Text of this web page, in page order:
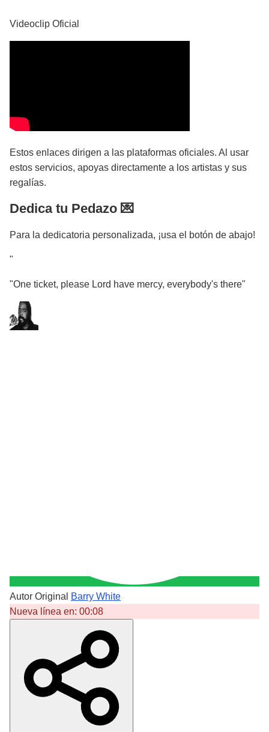
Videoclip Oficial
Estos enlaces dirigen a las plataformas oficiales. Al usar
estos servicios, apoyas directamente a los artistas y sus
regalías.
Dedica tu Pedazo 💌
Para la dedicatoria personalizada, ¡usa el botón de abajo!
"
"One ticket, please Lord have mercy, everybody's there"
Autor Original
Barry White
Nueva línea en: 00:08